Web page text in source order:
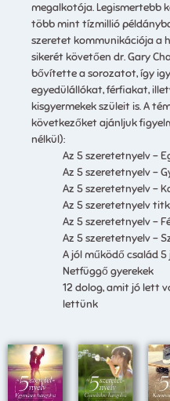
megalkotója. Legismertebb
több mint tízmillió
szeretet kommunikációja a
sikerét követően dr. Gary
bővítette a sorozatot, így
egyedülállókat, férfiakat,
kisgyermekek szüleit is. A
következőket ajánljuk
nélkül):
Az 5 szeretetnyelv –
Az 5 szeretetnyelv –
Az 5 szeretetnyelv –
Az 5 szeretetnyelv
Az 5 szeretetnyelv –
Az 5 szeretetnyelv –
A jól működő család 5
Netfüggő gyerekek
12 dolog, amit jó lett
lettünk